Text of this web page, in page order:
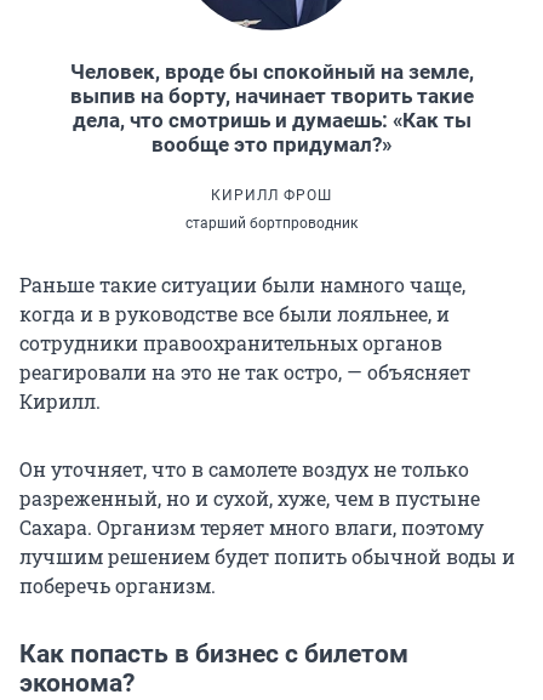
Человек, вроде бы спокойный на земле,
выпив на борту, начинает творить такие
дела, что смотришь и думаешь: «Как ты
вообще это придумал?»
КИРИЛЛ ФРОШ
старший бортпроводник
Раньше такие ситуации были намного чаще,
когда и в руководстве все были лояльнее, и
сотрудники правоохранительных органов
реагировали на это не так остро, — объясняет
Кирилл.
Он уточняет, что в самолете воздух не только
разреженный, но и сухой, хуже, чем в пустыне
Сахара. Организм теряет много влаги, поэтому
лучшим решением будет попить обычной воды и
поберечь организм.
Как попасть в бизнес с билетом
эконома?